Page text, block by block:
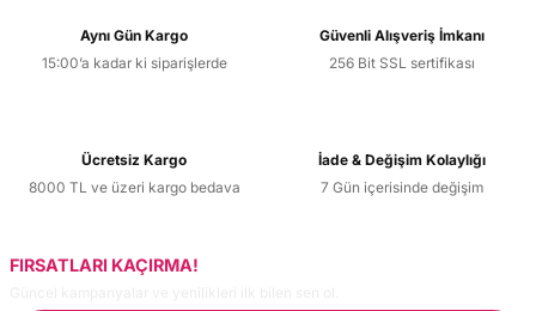
Ürün resmi kalitesiz, bozuk veya görüntülenemiyor.
Ürün fiyatı diğer sitelerden daha pahalı.
Bu ürüne benzer farklı alternatifler olmalı.
Aynı Gün Kargo
15:00’a kadar ki siparişlerde
Güvenli Alışveriş İmkanı
256 Bit SSL sertifikası
Ücretsiz Kargo
8000 TL ve üzeri kargo bedava
İade & Değişim Kolaylığı
7 Gün içerisinde değişim
FIRSATLARI KAÇIRMA!